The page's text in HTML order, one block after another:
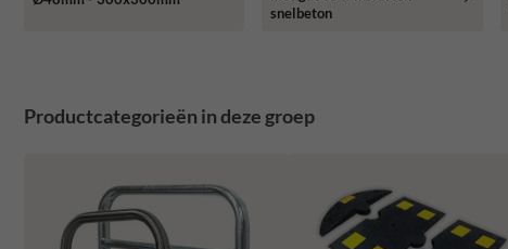
snelbeton
Productcategorieën in deze groep